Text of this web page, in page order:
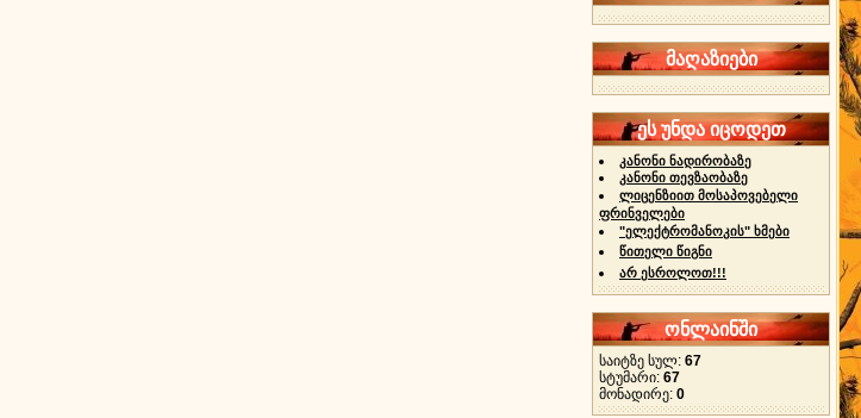
მაღაზიები
ეს უნდა იცოდეთ
კანონი ნადირობაზე
კანონი თევზაობაზე
ლიცენზიით მოსაპოვებელი
ფრინველები
"ელექტრომანოკის" ხმები
წითელი წიგნი
არ ესროლოთ!!!
ონლაინში
საიტზე სულ: 67
სტუმარი: 67
მონადირე: 0